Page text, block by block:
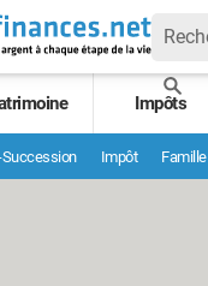
Impôts
Impôt Famille